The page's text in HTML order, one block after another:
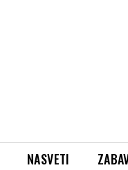
NASVETI